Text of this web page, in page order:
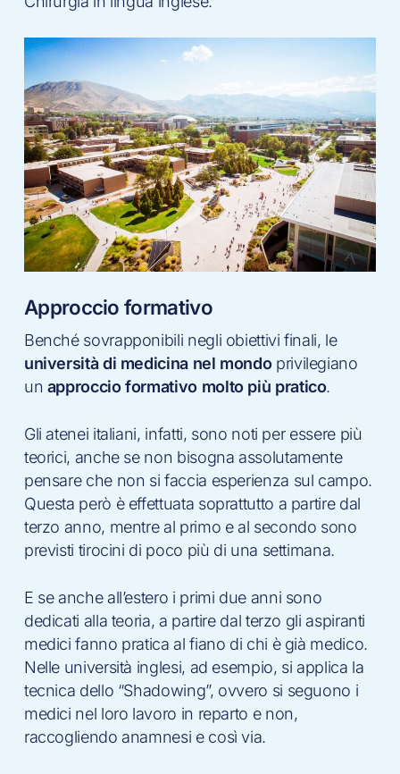
Approccio formativo
Benché sovrapponibili negli obiettivi finali, le
università di medicina nel mondoprivilegiano
un approccio formativo molto più pratico.
Gli atenei italiani, infatti, sono noti per essere più
teorici, anche se non bisogna assolutamente
pensare che non si faccia esperienza sul campo.
Questa però è effettuata soprattutto a partire dal
terzo anno, mentre al primo e al secondo sono
previsti tirocini di poco più di una settimana.
E se anche all’estero i primi due anni sono
dedicati alla teoria, a partire dal terzo gli aspiranti
medici fanno pratica al fiano di chi è già medico.
Nelle università inglesi, ad esempio, si applica la
tecnica dello “Shadowing”, ovvero si seguono i
medici nel loro lavoro in reparto e non,
raccogliendo anamnesi e così via.